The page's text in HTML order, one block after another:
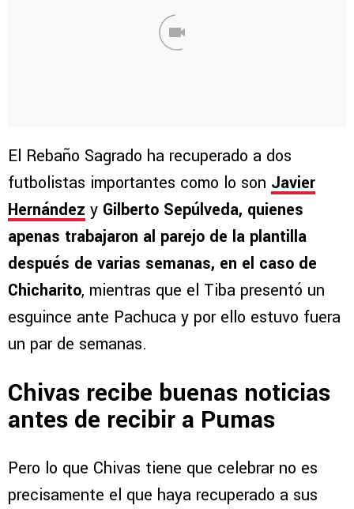
El Rebaño Sagrado ha recuperado a dos
futbolistas importantes como lo son Javier
Hernández y Gilberto Sepúlveda, quienes
apenas trabajaron al parejo de la plantilla
después de varias semanas, en el caso de
Chicharito, mientras que el Tiba presentó un
esguince ante Pachuca y por ello estuvo fuera
un par de semanas.
Chivas recibe buenas noticias
antes de recibir a Pumas
Pero lo que Chivas tiene que celebrar no es
precisamente el que haya recuperado a sus